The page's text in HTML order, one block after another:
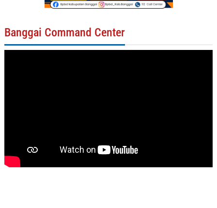
Banggai Command Center